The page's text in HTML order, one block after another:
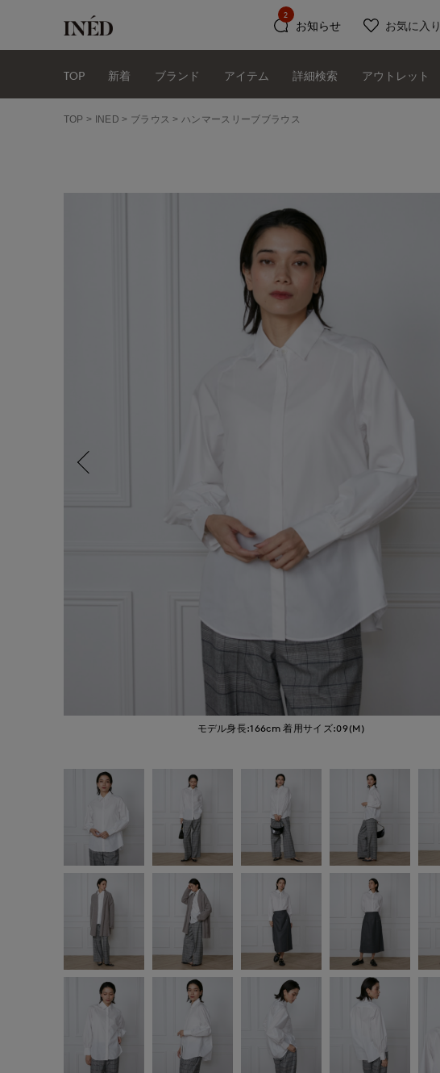
お知らせ
2
お気に入り
TOP 新着 ブランド アイテム 詳細検索 アウトレット
TOP INED ブラウス ハンマースリーブブラウス
モデル身長:166cm 着用サイズ:09(M)